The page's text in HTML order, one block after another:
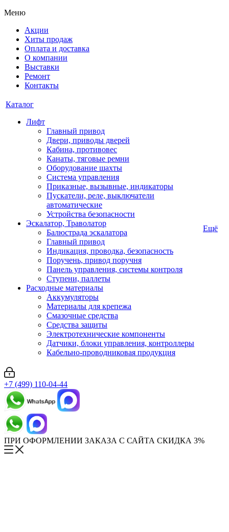
Меню
Акции
Хиты продаж
Оплата и доставка
О компании
Выставки
Ремонт
Контакты
Каталог
Лифт
Главный привод
Двери, приводы дверей
Кабина, противовес
Канаты, тяговые ремни
Оборудование шахты
Система управления
Приказные, вызывные, индикаторы
Пускатели, реле, выключатели
автоматические
Устройства безопасности
Эскалатор, Траволатор
Балюстрада эскалатора
Главный привод
Индикация, проводка, безопасность
Поручень, привод поручня
Панель управления, системы контроля
Ступени, паллеты
Расходные материалы
Аккумуляторы
Материалы для крепежа
Смазочные средства
Средства защиты
Электротехнические компоненты
Датчики, блоки управления, контроллеры
Кабельно-проводниковая продукция
Ещё
+7 (499) 110-04-44
ПРИ ОФОРМЛЕНИИ ЗАКАЗА С САЙТА СКИДКА 3%